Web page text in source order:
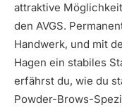
attraktive
den AVGS.
Handwerk, und mit
Hagen ein stabiles
erfährst du, wie du
Powder-Brows-